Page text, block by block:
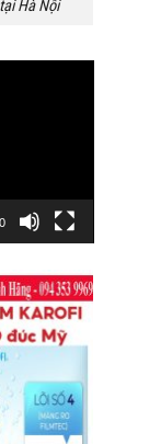
Hà Nội